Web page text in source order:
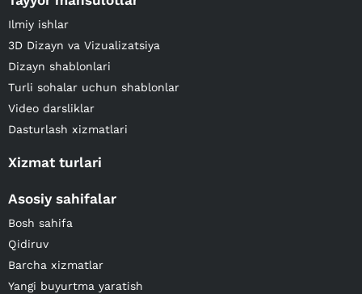
Ilmiy ishlar
3D Dizayn va Vizualizatsiya
Dizayn shablonlari
Turli sohalar uchun shablonlar
Video darsliklar
Dasturlash xizmatlari
Xizmat turlari
Asosiy sahifalar
Bosh sahifa
Qidiruv
Barcha xizmatlar
Yangi buyurtma yaratish